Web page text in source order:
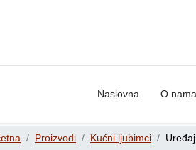
Naslovna O nama
Proizvodi Kućni ljubimci